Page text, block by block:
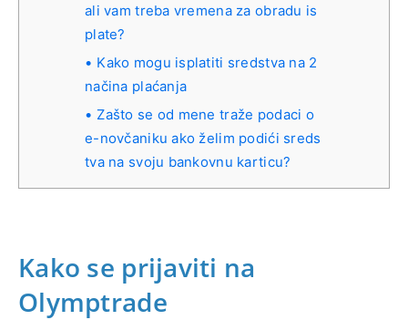
ali vam treba vremena za obradu is
plate?
Kako mogu isplatiti sredstva na 2
načina plaćanja
Zašto se od mene traže podaci o
e-novčaniku ako želim podići sreds
tva na svoju bankovnu karticu?
Kako se prijaviti na
Olymptrade